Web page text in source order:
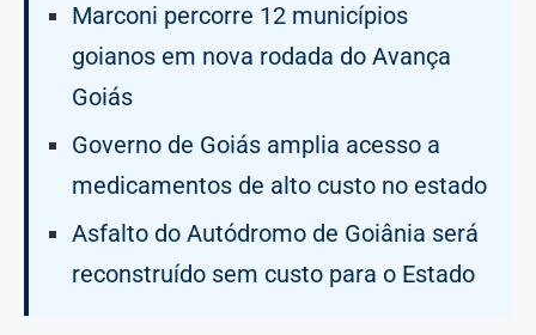
Marconi percorre 12 municípios
goianos em nova rodada do Avança
Goiás
Governo de Goiás amplia acesso a
medicamentos de alto custo no estado
Asfalto do Autódromo de Goiânia será
reconstruído sem custo para o Estado